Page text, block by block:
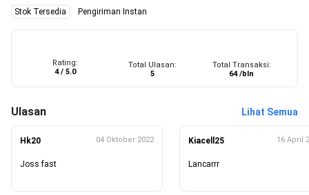
Stok Tersedia Pengiriman Instan
Rating:
4 / 5.0
Total Ulasan:
5
Total Transaksi:
64 /bln
Ulasan Lihat Semua
Hk20 04 Oktober 2022
Joss fast
Kiacell25 16 April
Lancarrr